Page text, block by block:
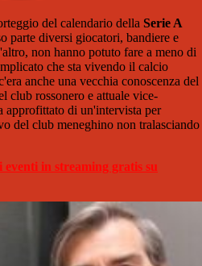
del calendario della Serie A
parte diversi giocatori, bandiere e
non hanno potuto fare a meno di
che sta vivendo il calcio
anche una vecchia conoscenza del
club rossonero e attuale vice-
approfittato di un'intervista per
del club meneghino non tralasciando
eventi in streaming gratis su